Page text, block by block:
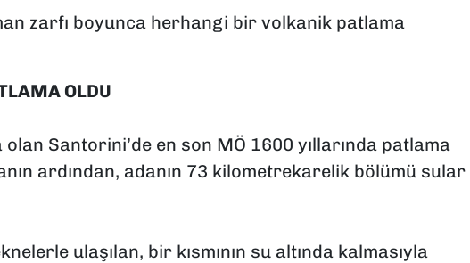
zarfı boyunca herhangi bir volkanik patlama
OLDU
Santorini’de en son MÖ 1600 yıllarında patlama
ardından, adanın 73 kilometrekarelik bölümü sular
ulaşılan, bir kısmının su altında kalmasıyla